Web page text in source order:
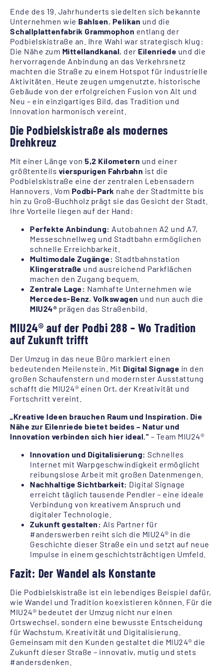
Ende des 19. Jahrhunderts siedelten sich bekannte
Unternehmen wie Bahlsen, Pelikan und die
Schallplattenfabrik Grammophon entlang der
Podbielskistraße an. Ihre Wahl war strategisch klug:
Die Nähe zum Mittellandkanal, der Eilenriede und die
hervorragende Anbindung an das Verkehrsnetz
machten die Straße zu einem Hotspot für industrielle
Aktivitäten. Heute zeugen umgenutzte, historische
Gebäude von der erfolgreichen Fusion von Alt und
Neu – ein einzigartiges Bild, das Tradition und
Innovation harmonisch vereint.
Die Podbielskistraße als modernes
Drehkreuz
Mit einer Länge von 5,2 Kilometern und einer
größtenteils vierspurigen Fahrbahn ist die
Podbielskistraße eine der zentralen Lebensadern
Hannovers. Vom Podbi-Park nahe der Stadtmitte bis
hin zu Groß-Buchholz prägt sie das Gesicht der Stadt.
Ihre Vorteile liegen auf der Hand:
Perfekte Anbindung: Autobahnen A2 und A7,
Messeschnellweg und Stadtbahn ermöglichen
schnelle Erreichbarkeit.
Multimodale Zugänge: Stadtbahnstation
Klingerstraße und ausreichend Parkflächen
machen den Zugang bequem.
Zentrale Lage: Namhafte Unternehmen wie
Mercedes-Benz, Volkswagen und nun auch die
MIU24® prägen das Straßenbild.
MIU24® auf der Podbi 288 – Wo Tradition
auf Zukunft trifft
Der Umzug in das neue Büro markiert einen
bedeutenden Meilenstein. Mit Digital Signage in den
großen Schaufenstern und modernster Ausstattung
schafft die MIU24® einen Ort, der Kreativität und
Fortschritt vereint.
„Kreative Ideen brauchen Raum und Inspiration. Die
Nähe zur Eilenriede bietet beides – Natur und
Innovation verbinden sich hier ideal.“ – Team MIU24®
Innovation und Digitalisierung: Schnelles
Internet mit Warpgeschwindigkeit ermöglicht
reibungslose Arbeit mit großen Datenmengen.
Nachhaltige Sichtbarkeit: Digital Signage
erreicht täglich tausende Pendler – eine ideale
Verbindung von kreativem Anspruch und
digitaler Technologie.
Zukunft gestalten: Als Partner für
#anderswerben reiht sich die MIU24® in die
Geschichte dieser Straße ein und setzt auf neue
Impulse in einem geschichtsträchtigen Umfeld.
Fazit: Der Wandel als Konstante
Die Podbielskistraße ist ein lebendiges Beispiel dafür,
wie Wandel und Tradition koexistieren können. Für die
MIU24® bedeutet der Umzug nicht nur einen
Ortswechsel, sondern eine bewusste Entscheidung
für Wachstum, Kreativität und Digitalisierung.
Gemeinsam mit den Kunden gestaltet die MIU24® die
Zukunft dieser Straße – innovativ, mutig und stets
#andersdenken.